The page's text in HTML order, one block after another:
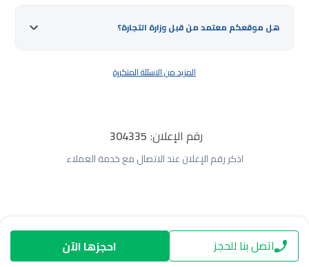
هل موقعكم معتمد من قبل وزارة التجارة؟
المزيد من الاسئلة المتكررة
رقم الإعلان: 304335
اذكر رقم الإعلان عند الاتصال مع خدمة العملاء
اتصل بنا للحجز احجزها الآن